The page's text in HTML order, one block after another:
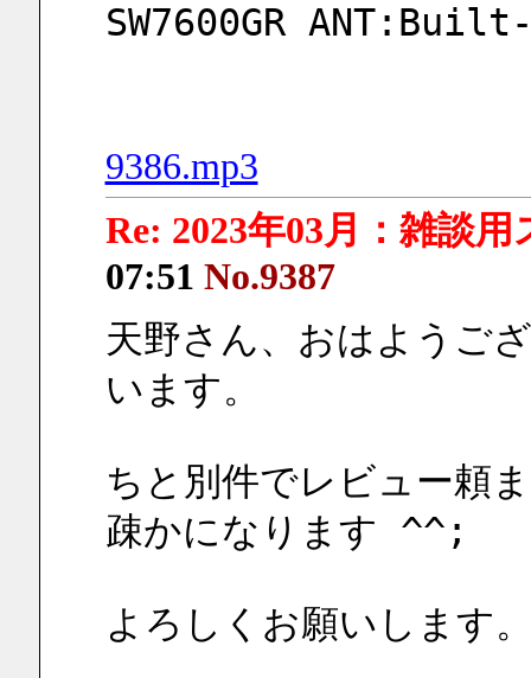
SW7600GR
9386.mp3
Re: 2023年03月：雑談
07:51 No.9387
天野さん、おはようご
います。
ちと別件でレビュー頼
疎かになります ^^;
よろしくお願いします